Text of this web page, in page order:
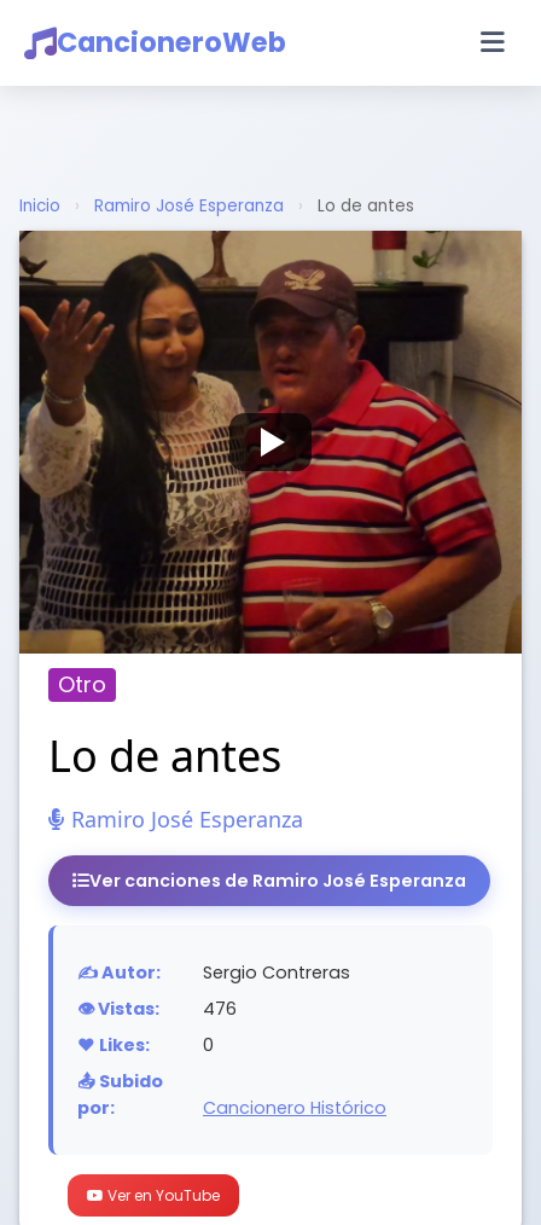
CancioneroWeb
Inicio › Ramiro José Esperanza › Lo de antes
Otro
Lo de antes
Ramiro José Esperanza
Ver canciones de Ramiro José Esperanza
✍️ Autor:
Sergio Contreras
👁️ Vistas:
476
❤️ Likes:
0
📤 Subido
por:
Cancionero Histórico
Ver en YouTube